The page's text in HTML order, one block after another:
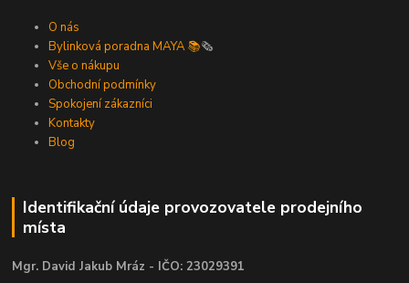
O nás
Bylinková poradna MAYA 📚🗞️
Vše o nákupu
Obchodní podmínky
Spokojení zákazníci
Kontakty
Blog
Identifikační údaje provozovatele prodejního
místa
Mgr. David Jakub Mráz - IČO: 23029391